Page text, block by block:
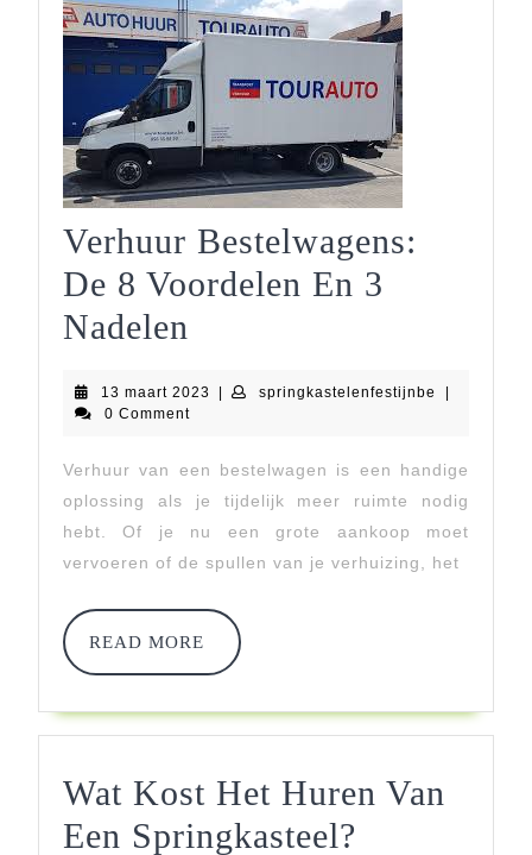
Verhuur Bestelwagens:
De 8 Voordelen En 3
Nadelen
De
Voordelen
En
3
Nadelen
13 maart 2023 13| springkastelenfestijnbe
|
0 Comment
Verhuur van een bestelwagen is een handige
oplossing als je tijdelijk meer ruimte nodig
hebt. Of je nu een grote aankoop moet
vervoeren of de spullen van je verhuizing, het
READ MORE
READ
MORE
Wat Kost Het Huren Van
Een Springkasteel?